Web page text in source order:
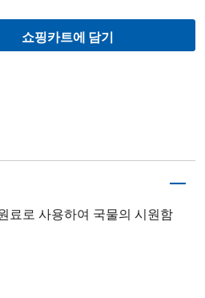
쇼핑카트에 담기
료로 사용하여 국물의 시원함